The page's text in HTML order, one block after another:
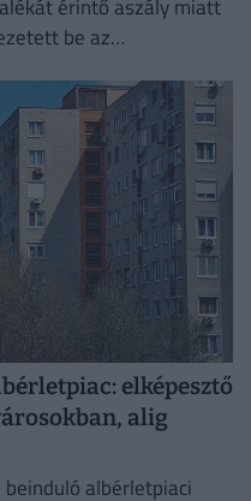
érintő aszály miatt
be az
elképesztő
alig
albérletpiaci